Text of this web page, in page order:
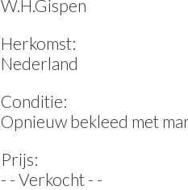
W.H.Gispen
Herkomst:
Nederland
Conditie:
Opnieuw bekleed met
Prijs:
- - Verkocht - -